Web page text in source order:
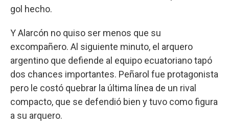
gol hecho.
Y Alarcón no quiso ser menos que su
excompañero. Al siguiente minuto, el arquero
argentino que defiende al equipo ecuatoriano tapó
dos chances importantes. Peñarol fue protagonista
pero le costó quebrar la última línea de un rival
compacto, que se defendió bien y tuvo como figura
a su arquero.